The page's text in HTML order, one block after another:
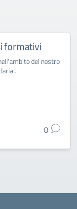
formativi
del nostro
0